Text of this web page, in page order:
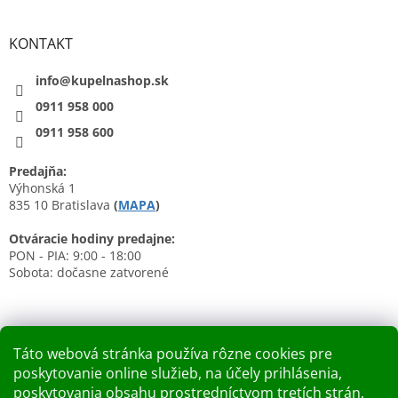
Táto webová stránka používa rôzne cookies pre
poskytovanie online služieb, na účely prihlásenia,
poskytovania obsahu prostredníctvom tretích strán,
KONTAKT
info@kupelnashop.sk
0911 958 000
0911 958 600
Predajňa:
Výhonská 1
835 10 Bratislava (MAPA)
Otváracie hodiny predajne:
PON - PIA: 9:00 - 18:00
Sobota: dočasne zatvorené
Nákupný košík